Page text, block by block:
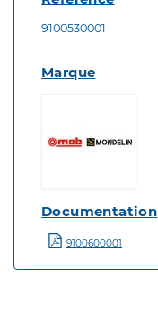
9100530001
Marque
Documentation
9100600001